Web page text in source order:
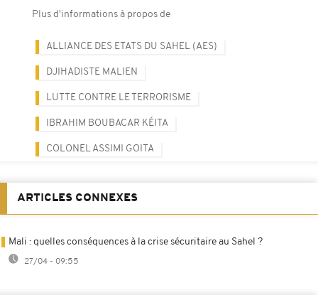
Plus d'informations à propos de
ALLIANCE DES ETATS DU SAHEL (AES)
DJIHADISTE MALIEN
LUTTE CONTRE LE TERRORISME
IBRAHIM BOUBACAR KÉITA
COLONEL ASSIMI GOITA
ARTICLES CONNEXES
Mali : quelles conséquences à la crise sécuritaire au Sahel ?
27/04 - 09:55